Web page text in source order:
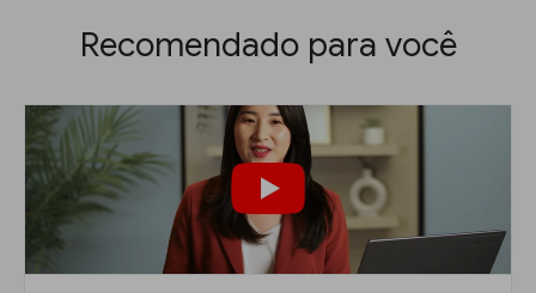
Recomendado para você